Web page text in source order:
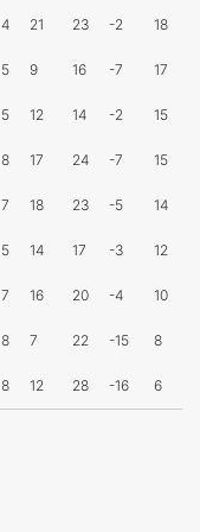
4 21 23 -2 18
5 9 16 -7 17
5 12 14 -2 15
8 17 24 -7 15
7 18 23 -5 14
5 14 17 -3 12
7 16 20 -4 10
8 7 22 -15 8
8 12 28 -16 6